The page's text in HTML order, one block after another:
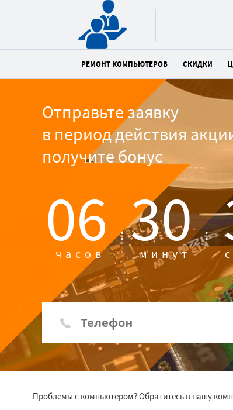
РЕМОНТ КОМПЬЮТЕРОВ СКИДКИ
Отправьте заявку
в период действия
получите бонус
06 :
часов 30 :
минут
Проблемы с компьютером? Обратитесь в нашу